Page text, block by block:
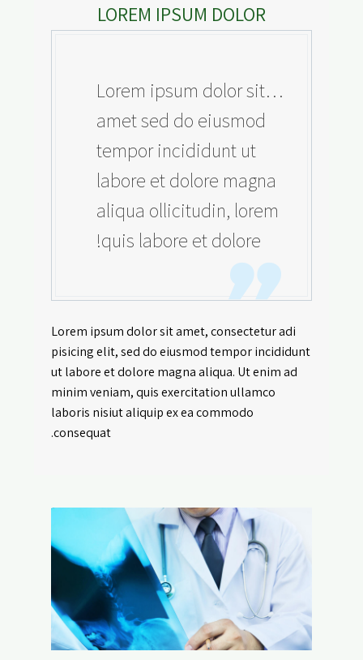
LOREM IPSUM DOLOR
…Lorem ipsum dolor sit
amet sed do eiusmod
tempor incididunt ut
labore et dolore magna
aliqua ollicitudin, lorem
quis labore et dolore!
Lorem ipsum dolor sit amet, consectetur adi
pisicing elit, sed do eiusmod tempor incididunt
ut labore et dolore magna aliqua. Ut enim ad
minim veniam, quis exercitation ullamco
laboris nisiut aliquip ex ea commodo
consequat.